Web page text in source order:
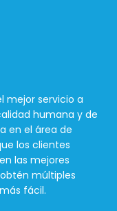
mejor servicio a
humana y de
en el área de
los clientes
las mejores
múltiples
fácil.